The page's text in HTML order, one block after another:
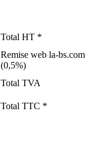
Total HT *
Remise web la-bs.com
(0,5%)
Total TVA
Total TTC *